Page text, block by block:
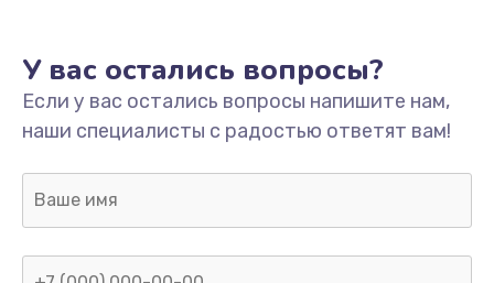
от 1000 руб.
Заказать
Замена вебкамеры
У вас остались вопросы?
Если у вас остались вопросы напишите нам,
наши специалисты с радостью ответят вам!